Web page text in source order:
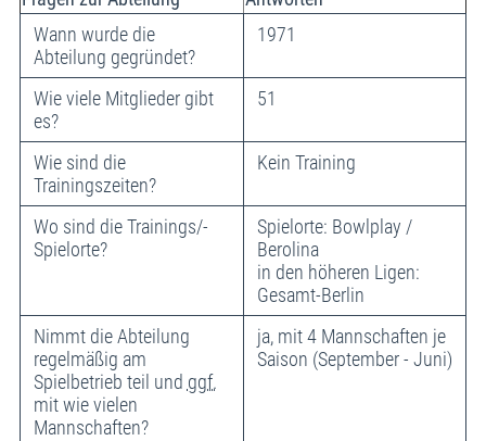
Wann wurde die
Abteilung gegründet?
1971
Wie viele Mitglieder gibt
es?
51
Wie sind die
Trainingszeiten?
Kein Training
Wo sind die Trainings/-
Spielorte?
Spielorte: Bowlplay /
Berolina
in den höheren Ligen:
Gesamt-Berlin
Nimmt die Abteilung
regelmäßig am
Spielbetrieb teil und ggf.
mit wie vielen
Mannschaften?
ja, mit 4 Mannschaften je
Saison (September - Juni)